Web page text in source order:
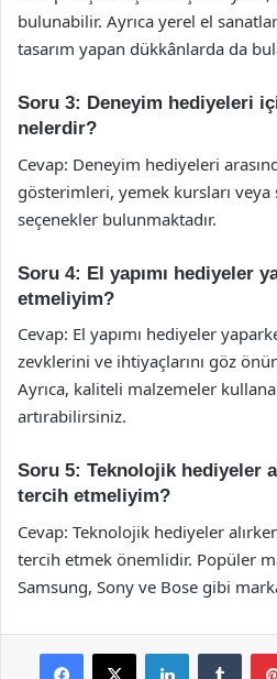
bulunabilir. Ayrıca yerel el
tasarım yapan dükkânlarda da
Soru 3: Deneyim hediyeleri
nelerdir?
Cevap: Deneyim hediyeleri
gösterimleri, yemek kursları
seçenekler bulunmaktadır.
Soru 4: El yapımı hediyeler
etmeliyim?
Cevap: El yapımı hediyeler
zevklerini ve ihtiyaçlarını göz
Ayrıca, kaliteli malzemeler
artırabilirsiniz.
Soru 5: Teknolojik hediyeler
tercih etmeliyim?
Cevap: Teknolojik hediyeler
tercih etmek önemlidir. Popüler
Samsung, Sony ve Bose gibi
Facebook
X LinkedIn